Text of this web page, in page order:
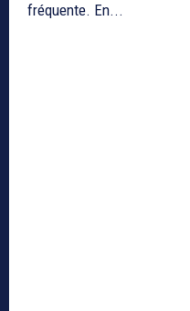
fréquente. En...